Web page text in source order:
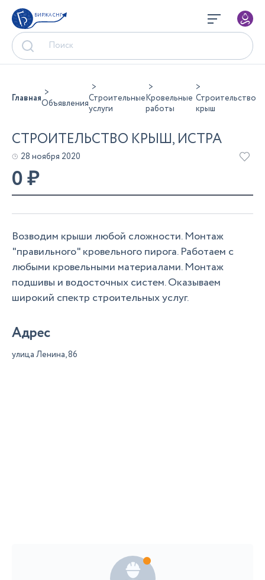
БИРЖА СНГ
ГлавнаяОбъявленияСтроительные
услуги
Кровельные
работы
Строительство
крыш
СТРОИТЕЛЬСТВО КРЫШ, ИСТРА
28 ноября 2020
0₽
Возводим крыши любой сложности. Монтаж
"правильного" кровельного пирога. Работаем с
любыми кровельными материалами. Монтаж
подшивы и водосточных систем. Оказываем
широкий спектр строительных услуг.
Адрес
улица Ленина, 86